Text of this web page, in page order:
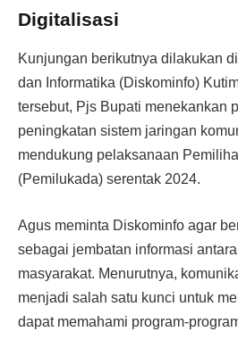
Digitalisasi
Kunjungan berikutnya dilakukan
dan Informatika (Diskominfo)
tersebut, Pjs Bupati menekankan
peningkatan sistem jaringan
mendukung pelaksanaan
(Pemilukada) serentak 2024.
Agus meminta Diskominfo agar
sebagai jembatan informasi
masyarakat. Menurutnya,
menjadi salah satu kunci untuk
dapat memahami program-